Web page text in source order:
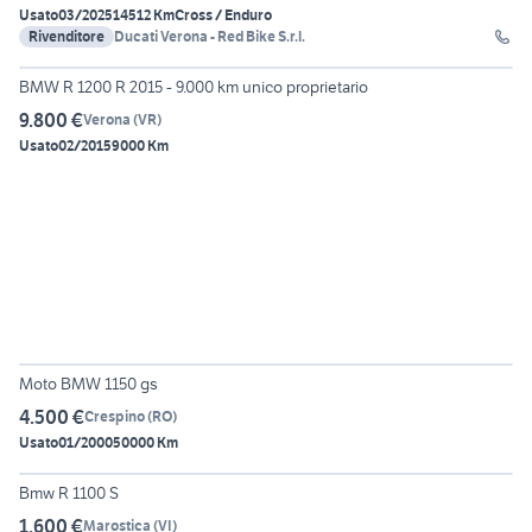
Usato03/202514512 KmCross / Enduro
Rivenditore Ducati Verona - Red Bike S.r.l.
6
BMW R 1200 R 2015 - 9.000 km unico proprietario
9.800 €Verona (VR)
Usato02/20159000 Km
Moto BMW 1150 gs
4.500 €Crespino(RO)
Usato01/200050000 Km
9
Bmw R 1100 S
1.600 €Marostica (VI)